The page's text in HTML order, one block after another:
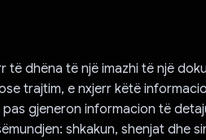
të dhëna të një imazhi të një
trajtim, e nxjerr këtë
pas gjeneron informacion të
shkakun, shenjat dhe